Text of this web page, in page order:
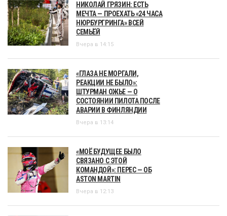
НИКОЛАЙ ГРЯЗИН: ЕСТЬ
МЕЧТА — ПРОЕХАТЬ «24 ЧАСА
НЮРБУРГРИНГА» ВСЕЙ
СЕМЬЁЙ
Вчера в 14:15
«ГЛАЗА НЕ МОРГАЛИ,
РЕАКЦИИ НЕ БЫЛО»:
ШТУРМАН ОЖЬЕ — О
СОСТОЯНИИ ПИЛОТА ПОСЛЕ
АВАРИИ В ФИНЛЯНДИИ
Вчера в 13:14
«МОЁ БУДУЩЕЕ БЫЛО
СВЯЗАНО С ЭТОЙ
КОМАНДОЙ»: ПЕРЕС — ОБ
ASTON MARTIN
Вчера в 12:13